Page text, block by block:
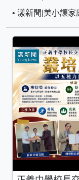
• 漾新聞|美小讓家